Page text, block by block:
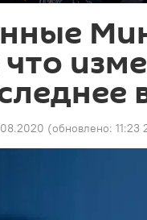
что
(обновлено: 11:23